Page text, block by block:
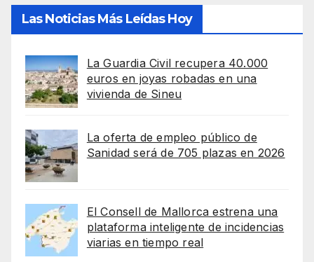
Las Noticias Más Leídas Hoy
La Guardia Civil recupera 40.000
euros en joyas robadas en una
vivienda de Sineu
La oferta de empleo público de
Sanidad será de 705 plazas en 2026
El Consell de Mallorca estrena una
plataforma inteligente de incidencias
viarias en tiempo real